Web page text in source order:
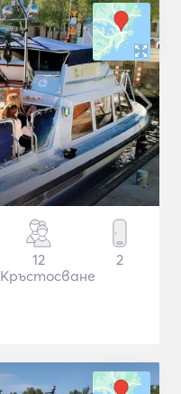
12
Кръстосване
2